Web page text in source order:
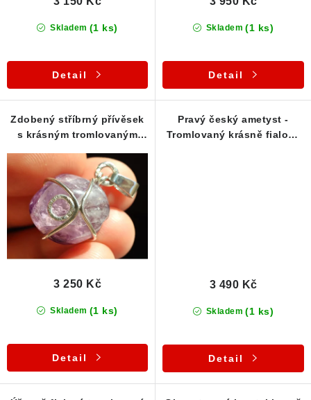
Skladem (1 ks)
Detail
Skladem (1 ks)
Detail
Zdobený stříbrný přívěsek
s krásným tromlovaným
Skladem (1 ks)
3 250 Kč
Detail
Pravý český ametyst -
Tromlovaný krásně fialový
Skladem (1 ks)
3 490 Kč
Detail